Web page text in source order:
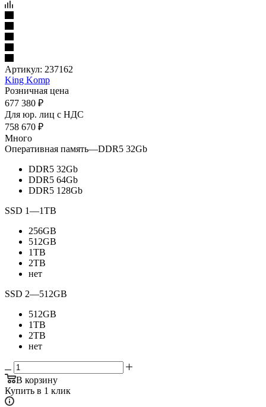
Артикул: 237162
King Komp
Розничная цена
677 380 ₽
Для юр. лиц c НДС
758 670 ₽
Много
Оперативная память—DDR5 32Gb
DDR5 32Gb
DDR5 64Gb
DDR5 128Gb
SSD 1—1TB
256GB
512GB
1TB
2TB
нет
SSD 2—512GB
512GB
1TB
2TB
нет
В корзину
Купить в 1 клик